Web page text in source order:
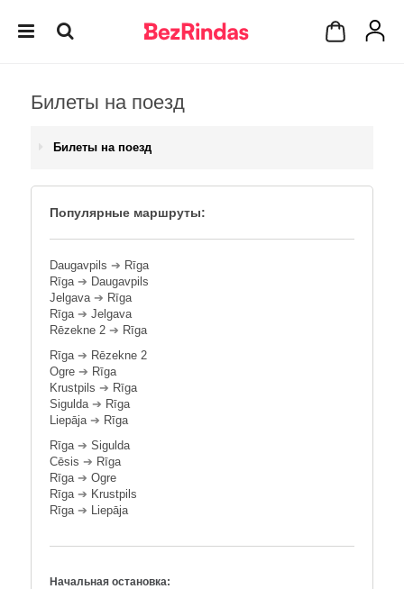
Билеты на поезд
Билеты на поезд
Популярные маршруты:
Daugavpils ➔ Rīga
Rīga➔ Daugavpils
Jelgava➔ Rīga
Rīga➔ Jelgava
Rēzekne 2 ➔ Rīga
Rīga➔ Rēzekne 2
Ogre ➔ Rīga
Krustpils ➔ Rīga
Sigulda➔ Rīga
Liepāja➔ Rīga
Rīga➔ Sigulda
Cēsis ➔ Rīga
Rīga➔ Ogre
Rīga➔ Krustpils
Rīga➔ Liepāja
Начальная остановка: